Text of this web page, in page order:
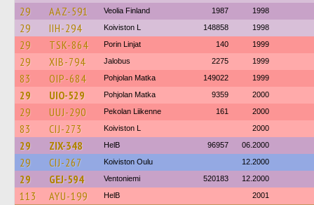
29
AAZ-591 Veolia Finland 1987 1998
29 IIH-294 Koiviston L 148858 1998
29 TSK-864 Porin Linjat 140 1999
29 XIB-794 Jalobus 2275 1999
83 OIP-684 Pohjolan Matka 149022 1999
29 UIO-529 Pohjolan Matka 9359 2000
29 UUJ-290 Pekolan Liikenne 161 2000
83 CIJ-273 Koiviston L 2000
29 ZIX-348 HelB 96957 06.2000
29 CIJ-267 Koiviston Oulu 12.2000
29 GEJ-594 Ventoniemi 520183 12.2000
113 AYU-199 HelB 2001